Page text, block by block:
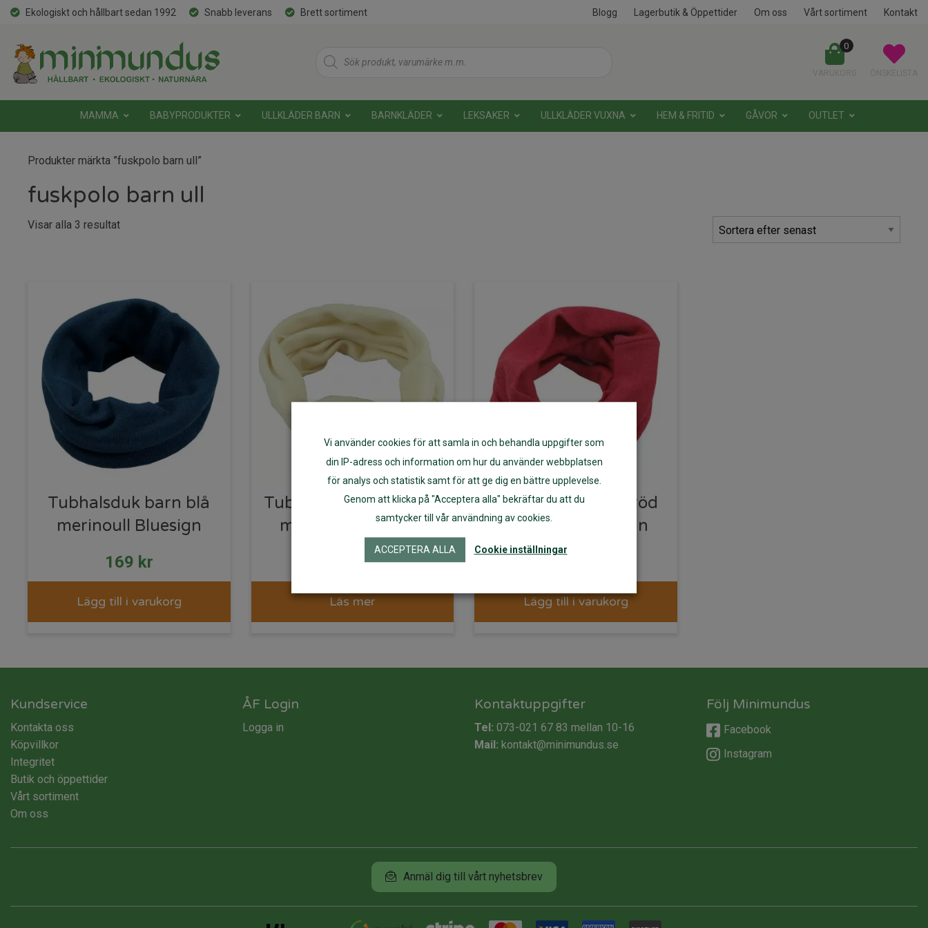
Ekologiskt och hållbart sedan 1992 Snabb leverans Brett sortiment Blogg Lagerbutik & Öppettider Om oss Vårt sortiment Kontakt
Products
search
0
MAMMA BABYPRODUKTER ULLKLÄDER BARN BARNKLÄDER LEKSAKER ULLKLÄDER VUXNA HEM & FRITID GÅVOR OUTLET
Produkter märkta ”fuskpolo barn ull”
fuskpolo barn ull
Visar alla 3 resultatSortera
Tubhalsduk barn blå
merinoull Bluesign
169 kr
Lägg till i varukorg
Tubhalsduk barn ullvit
merinoull Bluesign
kr
Läs mer
Tubhalsduk barn röd
merinoull Bluesign
169
Lägg till i varukorg
Kundservice
Kontakta oss
Köpvillkor
Integritet
Butik och öppettider
Vårt sortiment
Om oss
ÅF Login
Logga in
Kontaktuppgifter
Tel: 073-021 67 83 mellan 10-16
Mail: kontakt@minimundus.se
Följ Minimundus
Facebook
Instagram
Anmäl dig till vårt nyhetsbrev
Vi använder cookies för att samla in och behandla uppgifter som
din IP-adress och information om hur du använder webbplatsen
för analys och statistik samt för att ge dig en bättre upplevelse.
Genom att klicka på "Acceptera alla" bekräftar du att du
samtycker till vår användning av cookies.
ACCEPTERA ALLA Cookie inställningar